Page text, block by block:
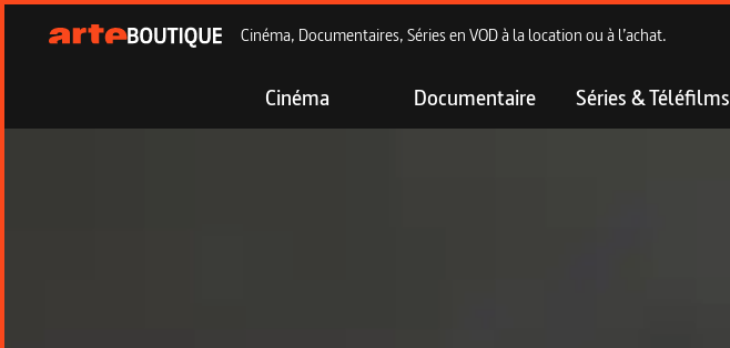
Cinéma, Documentaires, Séries en VOD à la location ou à l’achat.
Cinéma Documentaire Séries & Téléfilms